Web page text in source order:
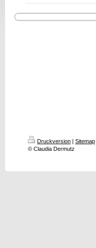
Druckversion | Sitemap
© Claudia Dermutz